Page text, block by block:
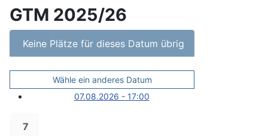
GTM 2025/26
Keine Plätze für dieses Datum übrig
Wähle ein anderes Datum
07.08.2026 - 17:00
7